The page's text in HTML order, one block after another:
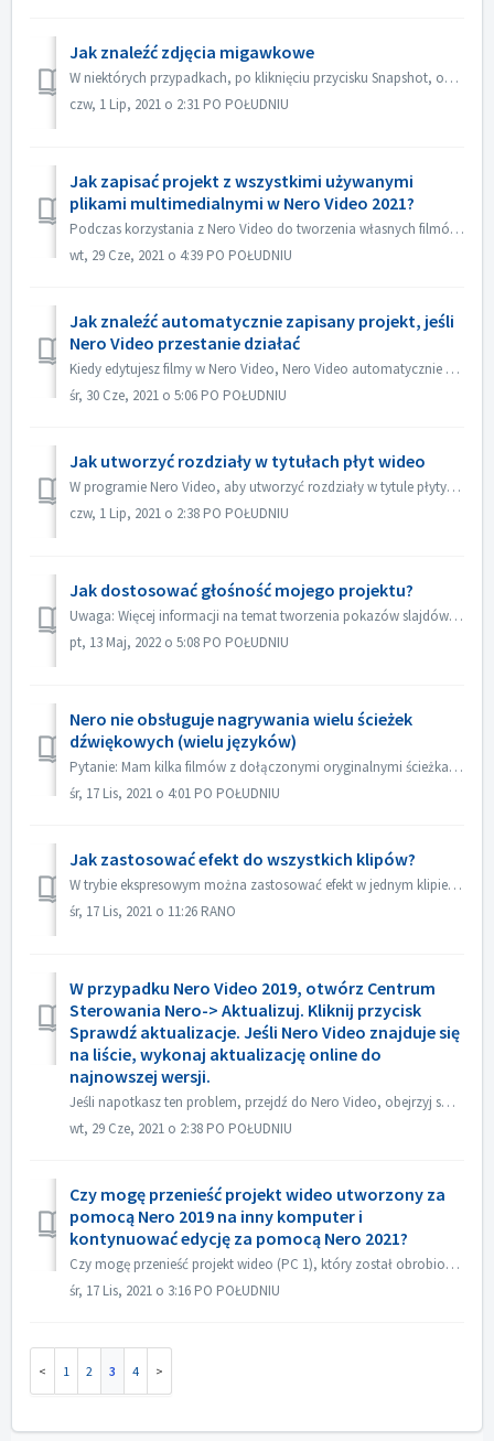
Jak znaleźć zdjęcia migawkowe
W niektórych przypadkach, po kliknięciu przycisku Snapshot, obraz zrzutu nie jest wyświetlany w folderze My Media. Obraz można znaleźć w następujący sposób:...
czw, 1 Lip, 2021 o 2:31 PO POŁUDNIU
Jak zapisać projekt z wszystkimi używanymi
plikami multimedialnymi w Nero Video 2021?
Podczas korzystania z Nero Video do tworzenia własnych filmów, Nero Video może importować własne pliki multimedialne, takie jak wideo, muzyka lub obrazy z r...
wt, 29 Cze, 2021 o 4:39 PO POŁUDNIU
Jak znaleźć automatycznie zapisany projekt, jeśli
Nero Video przestanie działać
Kiedy edytujesz filmy w Nero Video, Nero Video automatycznie zapisuje Twój projekt w tle. Jeżeli Nero Video przestanie działać przed zapisaniem projektu, n...
śr, 30 Cze, 2021 o 5:06 PO POŁUDNIU
Jak utworzyć rozdziały w tytułach płyt wideo
W programie Nero Video, aby utworzyć rozdziały w tytule płyty, 1. Na ekranie Zawartość wybierz tytuł. 2. Pod podglądem tytułu przesuń znacznik pozycji do mi...
czw, 1 Lip, 2021 o 2:38 PO POŁUDNIU
Jak dostosować głośność mojego projektu?
Uwaga: Więcej informacji na temat tworzenia pokazów slajdów z muzyką można znaleźć pod następującym łączem: Tworzenie pokazów slajdów z muzyką W Edycji zaa...
pt, 13 Maj, 2022 o 5:08 PO POŁUDNIU
Nero nie obsługuje nagrywania wielu ścieżek
dźwiękowych (wielu języków)
Pytanie: Mam kilka filmów z dołączonymi oryginalnymi ścieżkami dźwiękowymi w 2 językach (niemiecki i angielski）. Ale nie udaje mi się umieścić drugiej ścież...
śr, 17 Lis, 2021 o 4:01 PO POŁUDNIU
Jak zastosować efekt do wszystkich klipów?
W trybie ekspresowym można zastosować efekt w jednym klipie, a następnie otworzyć "Sterowanie efektem ekspresowym", włączyć opcję "Zastosuj d...
śr, 17 Lis, 2021 o 11:26 RANO
W przypadku Nero Video 2019, otwórz Centrum
Sterowania Nero-> Aktualizuj. Kliknij przycisk
Sprawdź aktualizacje. Jeśli Nero Video znajduje się
na liście, wykonaj aktualizację online do
najnowszej wersji.
Jeśli napotkasz ten problem, przejdź do Nero Video, obejrzyj swój projekt źródłowy. Upewnij się przed nagraniem, że dźwięk jest w porządku. Jeżeli nie ma dź...
wt, 29 Cze, 2021 o 2:38 PO POŁUDNIU
Czy mogę przenieść projekt wideo utworzony za
pomocą Nero 2019 na inny komputer i
kontynuować edycję za pomocą Nero 2021?
Czy mogę przenieść projekt wideo (PC 1), który został obrobiony za pomocą Nero 2019, na inny komputer (PC 2) i kontynuować edycję za pomocą Nero 2021? Tak, ...
śr, 17 Lis, 2021 o 3:16 PO POŁUDNIU
1 2 3 4